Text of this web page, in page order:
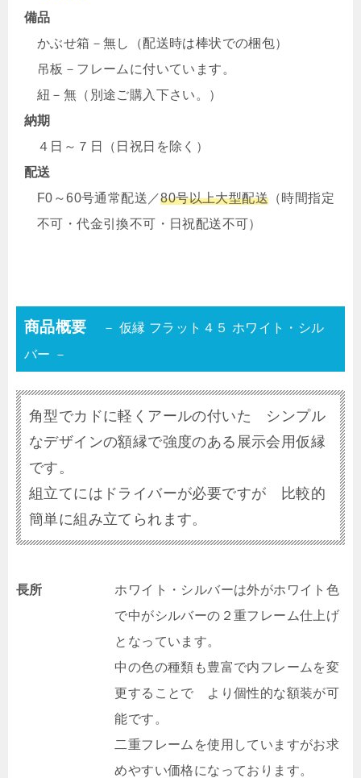
備品
かぶせ箱－無し（配送時は棒状での梱包）
吊板－フレームに付いています。
紐－無（別途ご購入下さい。）
納期
４日～７日（日祝日を除く）
配送
F0～60号通常配送／80号以上大型配送 （時間指定
不可・代金引換不可・日祝配送不可）
商品概要
－ 仮縁 フラット４５ ホワイト・シル
バー －
角型でカドに軽くアールの付いた シンプル
なデザインの額縁で強度のある展示会用仮縁
です。
組立てにはドライバーが必要ですが 比較的
簡単に組み立てられます。
長所
ホワイト・シルバーは外がホワイト色
で中がシルバーの２重フレーム仕上げ
となっています。
中の色の種類も豊富で内フレームを変
更することで より個性的な額装が可
能です。
二重フレームを使用していますがお求
めやすい価格になっております。